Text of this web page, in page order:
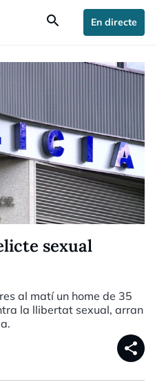
search En directe
sexual
al matí un home de 35
la llibertat sexual, arran
share